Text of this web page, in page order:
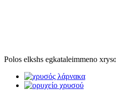
Polos elkshs egkataleimmeno